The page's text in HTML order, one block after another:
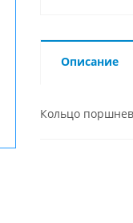
Описание
Кольцо